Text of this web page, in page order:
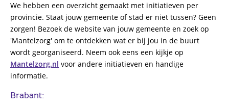
We hebben een overzicht gemaakt met initiatieven per
provincie. Staat jouw gemeente of stad er niet tussen? Geen
zorgen! Bezoek de website van jouw gemeente en zoek op
'Mantelzorg' om te ontdekken wat er bij jou in de buurt
wordt georganiseerd. Neem ook eens een kijkje op
Mantelzorg.nl voor andere initiatieven en handige
informatie.
Brabant: